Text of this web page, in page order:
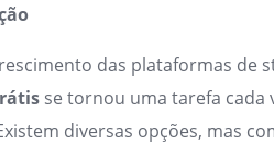
das plataformas de
se tornou uma tarefa cada
diversas opções, mas